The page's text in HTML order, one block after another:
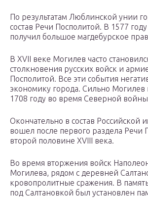
По результатам Люблинской унии
состав Речи Посполитой. В 1577
получил большое магдебурское
В XVII веке Могилев часто
столкновения русских войск и
Посполитой. Все эти события
экономику города. Сильно Могилев
1708 году во время Северной
Окончательно в состав Российской
вошел после первого раздела Речи
второй половине XVIII века.
Во время вторжения войск
Могилева, рядом с деревней
кровопролитные сражения. В
под Салтановкой был установлен